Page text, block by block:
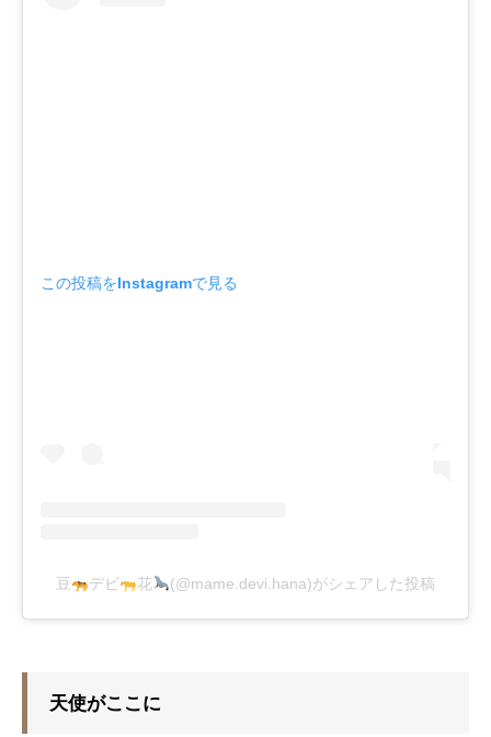
この投稿をInstagramで見る
豆 デビ 花 (@mame.devi.hana)がシェアした投稿
天使がここに